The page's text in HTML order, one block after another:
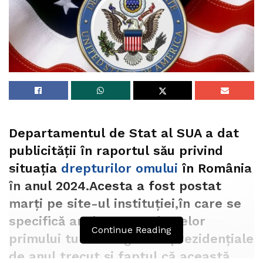
Departamentul de Stat al SUA a dat
publicității în raportul său privind
situaţia drepturilor omului în România
în anul 2024.Acesta a fost postat
marţi pe site-ul instituţiei,în care se
specifică anularea rezultatelor
primului tur al alegerilor prezidenţiale
de anul trecut şi faptul că această
Continue Reading